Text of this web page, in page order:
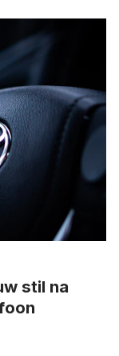
stil na